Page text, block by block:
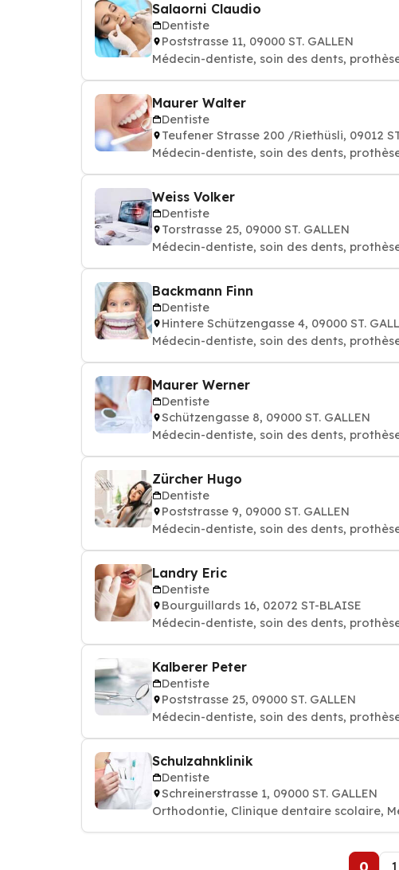
Salaorni Claudio
Dentiste
Poststrasse 11, 09000 ST. GALLEN
Médecin-dentiste, soin des dents,
Maurer Walter
Dentiste
Teufener Strasse 200 /Riethüsli, 09012
Médecin-dentiste, soin des dents,
Weiss Volker
Dentiste
Torstrasse 25, 09000 ST. GALLEN
Médecin-dentiste, soin des dents,
Backmann Finn
Dentiste
Hintere Schützengasse 4, 09000 ST.
Médecin-dentiste, soin des dents,
Maurer Werner
Dentiste
Schützengasse 8, 09000 ST. GALLEN
Médecin-dentiste, soin des dents,
Zürcher Hugo
Dentiste
Poststrasse 9, 09000 ST. GALLEN
Médecin-dentiste, soin des dents,
Landry Eric
Dentiste
Bourguillards 16, 02072 ST-BLAISE
Médecin-dentiste, soin des dents,
Kalberer Peter
Dentiste
Poststrasse 25, 09000 ST. GALLEN
Médecin-dentiste, soin des dents,
Schulzahnklinik
Dentiste
Schreinerstrasse 1, 09000 ST. GALLEN
Orthodontie, Clinique dentaire scolaire,
0 1